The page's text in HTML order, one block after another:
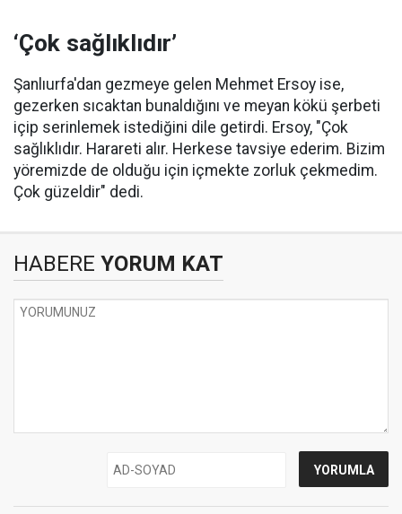
‘Çok sağlıklıdır’
Şanlıurfa'dan gezmeye gelen Mehmet Ersoy ise,
gezerken sıcaktan bunaldığını ve meyan kökü şerbeti
içip serinlemek istediğini dile getirdi. Ersoy, "Çok
sağlıklıdır. Harareti alır. Herkese tavsiye ederim. Bizim
yöremizde de olduğu için içmekte zorluk çekmedim.
Çok güzeldir" dedi.
HABERE YORUM KAT